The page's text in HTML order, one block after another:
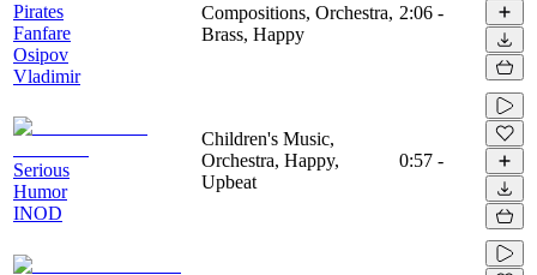
Pirates
Fanfare
Osipov
Vladimir
Compositions, Orchestra,
Brass, Happy
2:06 -
Serious
Humor
INOD
Children's Music,
Orchestra, Happy,
Upbeat
0:57 -